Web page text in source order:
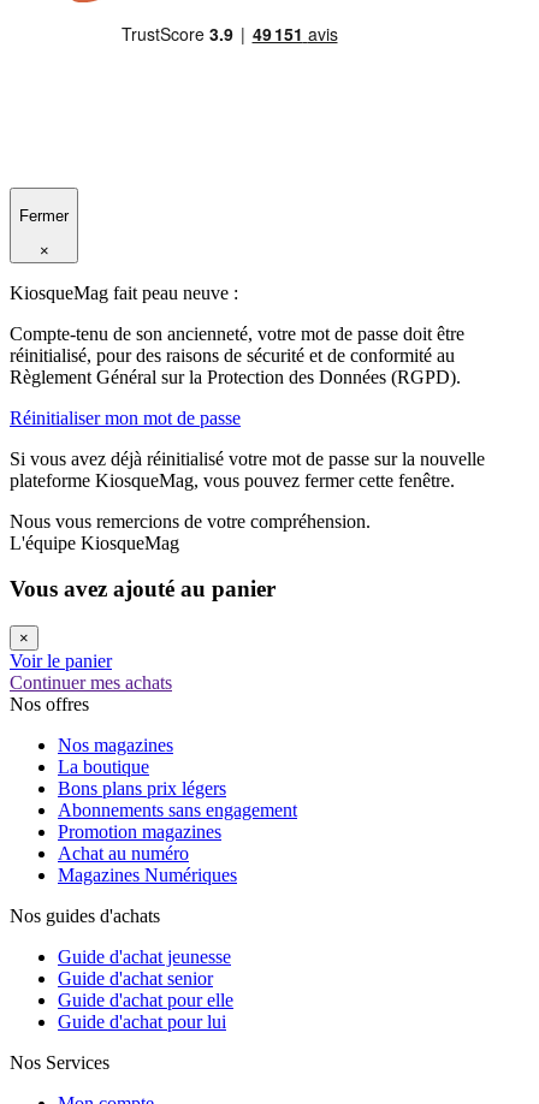
Fermer
×
KiosqueMag fait peau neuve :
Compte-tenu de son ancienneté, votre mot de passe doit être
réinitialisé, pour des raisons de sécurité et de conformité au
Règlement Général sur la Protection des Données (RGPD).
Réinitialiser mon mot de passe
Si vous avez déjà réinitialisé votre mot de passe sur la nouvelle
plateforme KiosqueMag, vous pouvez fermer cette fenêtre.
Nous vous remercions de votre compréhension.
L'équipe KiosqueMag
Vous avez ajouté au panier
×
Voir le panier
Continuer mes achats
Nos offres
Nos magazines
La boutique
Bons plans prix légers
Abonnements sans engagement
Promotion magazines
Achat au numéro
Magazines Numériques
Nos guides d'achats
Guide d'achat jeunesse
Guide d'achat senior
Guide d'achat pour elle
Guide d'achat pour lui
Nos Services